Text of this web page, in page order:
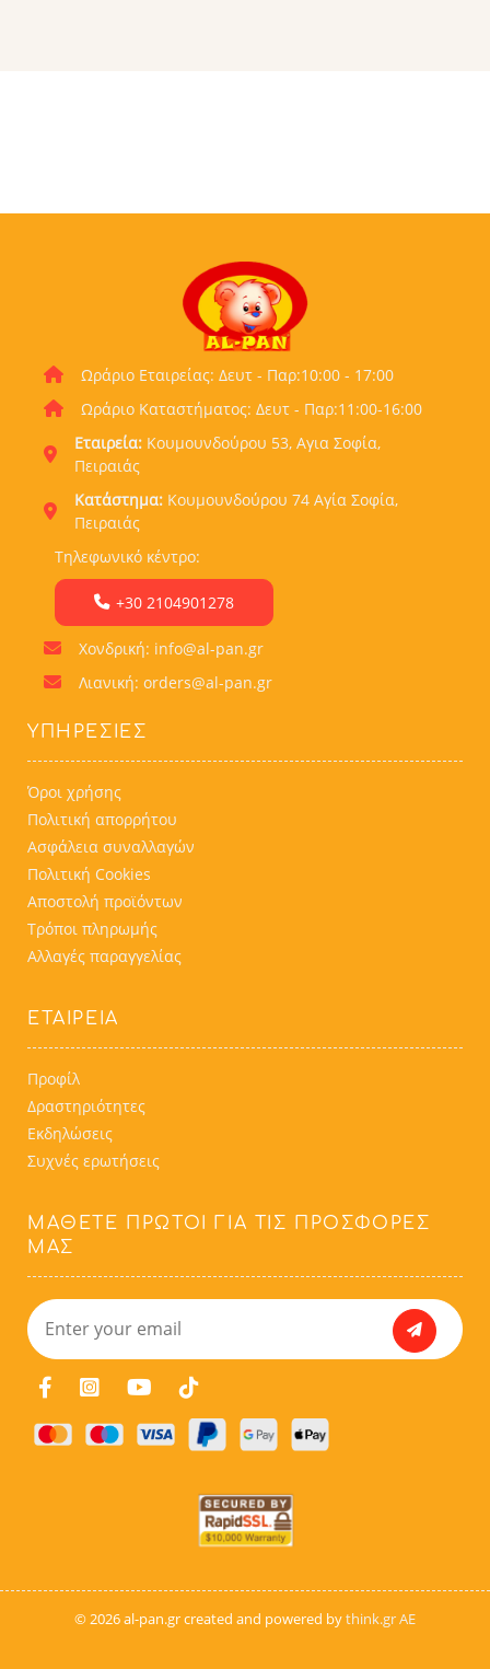
Ωράριο Εταιρείας: Δευτ - Παρ:10:00 - 17:00
Ωράριο Καταστήματος: Δευτ - Παρ:11:00-16:00
Εταιρεία: Κουμουνδούρου 53, Αγια Σοφία,
Πειραιάς
Κατάστημα: Κουμουνδούρου 74 Αγία Σοφία,
Πειραιάς
Τηλεφωνικό κέντρο:
+30 2104901278
Χονδρική: info@al-pan.gr
Λιανική: orders@al-pan.gr
ΥΠΗΡΕΣΊΕΣ
Όροι χρήσης
Πολιτική απορρήτου
Ασφάλεια συναλλαγών
Πολιτική Cookies
Αποστολή προϊόντων
Τρόποι πληρωμής
Αλλαγές παραγγελίας
ΕΤΑΙΡΕΙΑ
Προφίλ
Δραστηριότητες
Εκδηλώσεις
Συχνές ερωτήσεις
ΜΆΘΕΤΕ ΠΡΏΤΟΙ ΓΙΑ ΤΙΣ ΠΡΟΣΦΟΡΈΣ
ΜΑΣ
© 2026 al-pan.gr created and powered bythink.gr AE